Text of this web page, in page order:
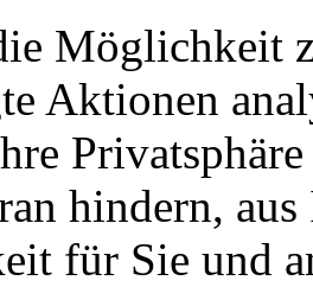
Möglichkeit
Aktionen
hindern,
für Sie und